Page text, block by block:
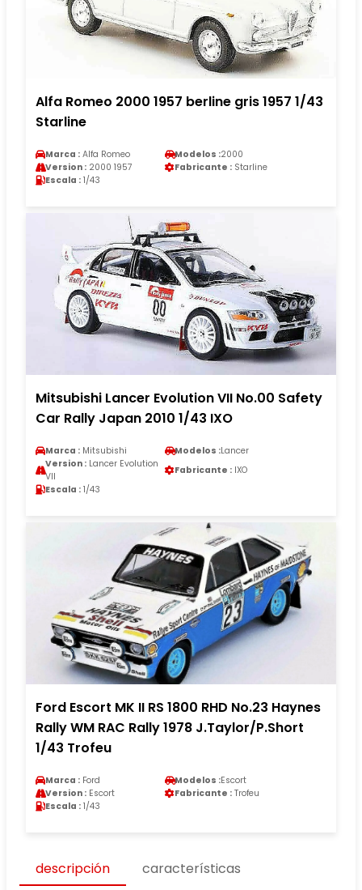
Alfa Romeo 2000 1957 berline gris 1957 1/43
Starline
Marca : Alfa Romeo Modelos :2000
Version : 2000 1957 Fabricante : Starline
Escala : 1/43
Mitsubishi Lancer Evolution VII No.00 Safety
Car Rally Japan 2010 1/43 IXO
Marca : Mitsubishi Modelos :Lancer
Version : Lancer Evolution
VII
Fabricante : IXO
Escala : 1/43
Ford Escort MK II RS 1800 RHD No.23 Haynes
Rally WM RAC Rally 1978 J.Taylor/P.Short
1/43 Trofeu
Marca : Ford Modelos :Escort
Version : Escort Fabricante : Trofeu
Escala : 1/43
descripción
características